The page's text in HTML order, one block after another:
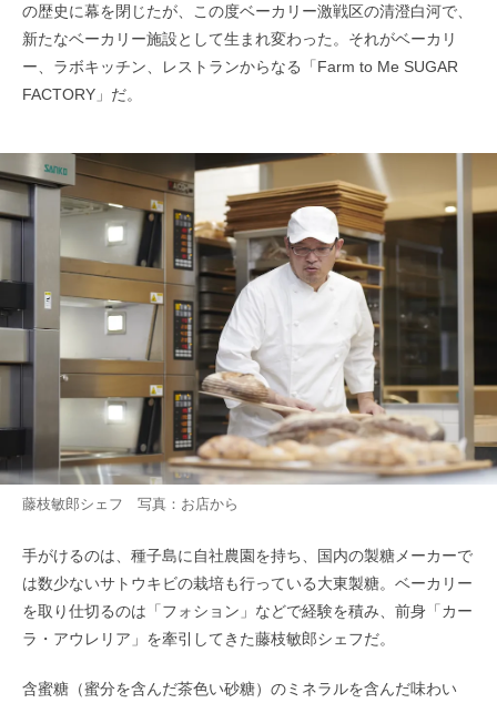
の歴史に幕を閉じたが、この度ベーカリー激戦区の清澄白河で、
新たなベーカリー施設として生まれ変わった。それがベーカリ
ー、ラボキッチン、レストランからなる「Farm to Me SUGAR
FACTORY」だ。
藤枝敏郎シェフ 写真：お店から
手がけるのは、種子島に自社農園を持ち、国内の製糖メーカーで
は数少ないサトウキビの栽培も行っている大東製糖。ベーカリー
を取り仕切るのは「フォション」などで経験を積み、前身「カー
ラ・アウレリア」を牽引してきた藤枝敏郎シェフだ。
含蜜糖（蜜分を含んだ茶色い砂糖）のミネラルを含んだ味わい